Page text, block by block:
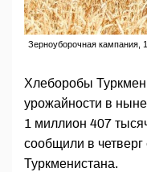
Зерноуборочная кампания,
Хлеборобы
урожайности в
1 миллион 407
сообщили в
Туркменистана.